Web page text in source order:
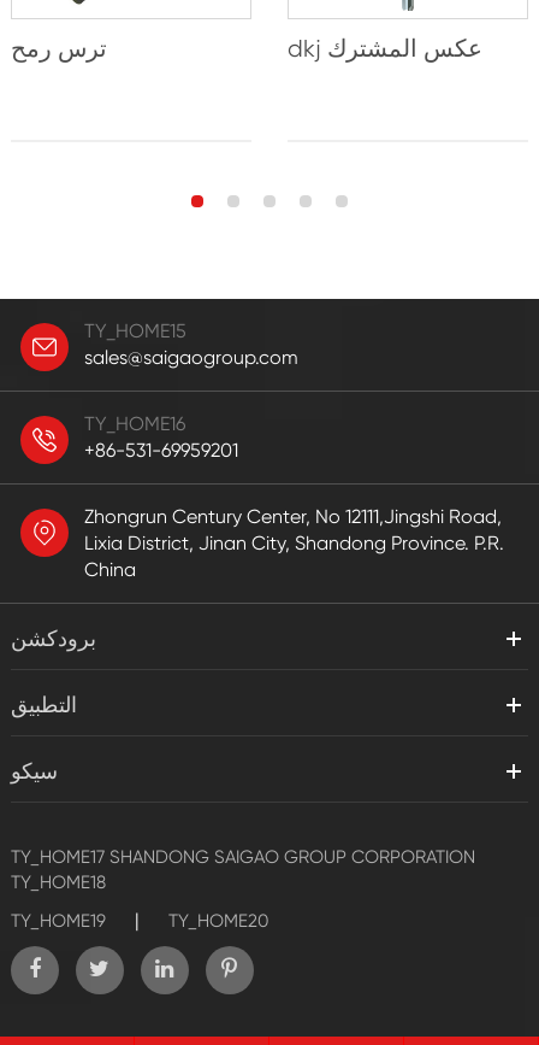
ترس رمح dkj عكس المشترك
TY_HOME15
sales@saigaogroup.com
TY_HOME16
+86-531-69959201
Zhongrun Century Center, No 12111,Jingshi Road,
Lixia District, Jinan City, Shandong Province. P.R.
China
برودكشن
التطبيق
سيكو
TY_HOME17 SHANDONG SAIGAO GROUP CORPORATION
TY_HOME18
TY_HOME19
| TY_HOME20